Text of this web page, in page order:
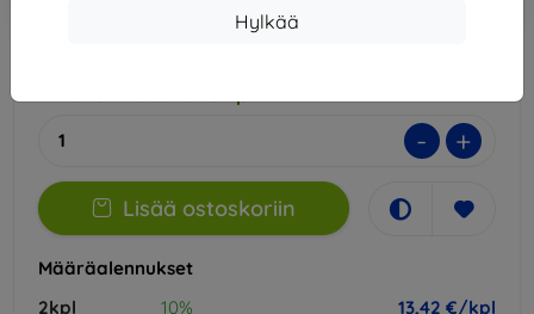
Hylkää
- +
Lisää ostoskoriin
Määräalennukset
2kpl
10% 13,42 €/kpl